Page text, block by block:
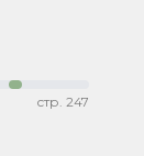
стр. 247